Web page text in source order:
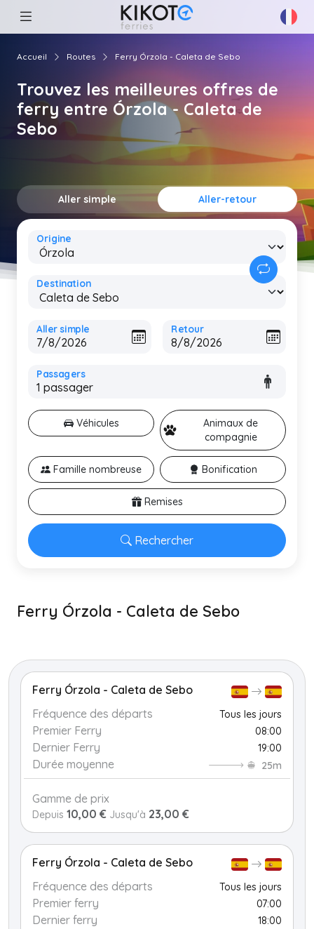
Accueil Routes Ferry Órzola - Caleta de Sebo
Trouvez les meilleures offres de
ferry entre Órzola - Caleta de
Sebo
Aller simple Aller-retour
Origine
Destination
Aller simple Retour
Passagers
Rechercher
Véhicules
Animaux de
compagnie
Famille nombreuse Bonification
Remises
Ferry Órzola - Caleta de Sebo
−
Ferry Órzola - Caleta de Sebo
Fréquence des départs
Tous les jours
Premier Ferry 08:00
Dernier Ferry 19:00
Durée moyenne 25m
Gamme de prix
Depuis 10,00 € Jusqu'à 23,00 €
Ferry Órzola - Caleta de Sebo
Fréquence des départs
Tous les jours
Premier ferry 07:00
Dernier ferry 18:00